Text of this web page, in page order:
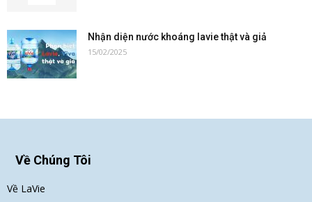
Nhận diện nước khoáng lavie thật và giả
15/02/2025
Về Chúng Tôi
Về LaVie